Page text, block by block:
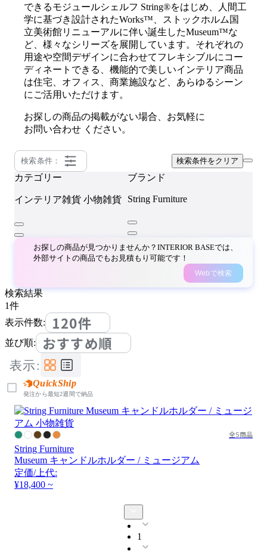
できるモジュールシェルフ String®をはじめ、人間工
学に基づき設計されたWorks™️、ストックホルム国
立美術館リニューアルに伴い誕生したMuseum™️な
ど、様々なシリーズを展開しています。それぞれの
用途や空間デザインに合わせてフレキシブルにコー
ディネートできる、機能的で美しいインテリア商品
は住宅、オフィス、商業施設など、あらゆるシーン
にご活用いただけます。
お探しの商品の掲載がない場合、お気軽に
お問い合わせ ください。
検索条件： 検索条件をクリア
カテゴリー
インテリア雑貨 小物雑貨
ブランド
String Furniture
お探しの商品が見つかりませんか？INTERIOR BASEでは、
外部サイトの商品でもお見積もり可能です！
Webで検索
検索結果
1件
表示件数:
120件
並び順: おすすめ順
表示:
QuickShip
発注から最短2週間で納品
全5商品
String Furniture
Museum キャンドルホルダー / ミュージアム
定価/上代:
¥18,400 ~
1